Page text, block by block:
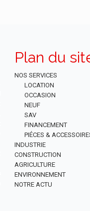
Plan du
NOS SERVICES
LOCATION
OCCASION
NEUF
SAV
FINANCEMENT
PIÉCES &
INDUSTRIE
CONSTRUCTION
AGRICULTURE
ENVIRONNEMENT
NOTRE ACTU